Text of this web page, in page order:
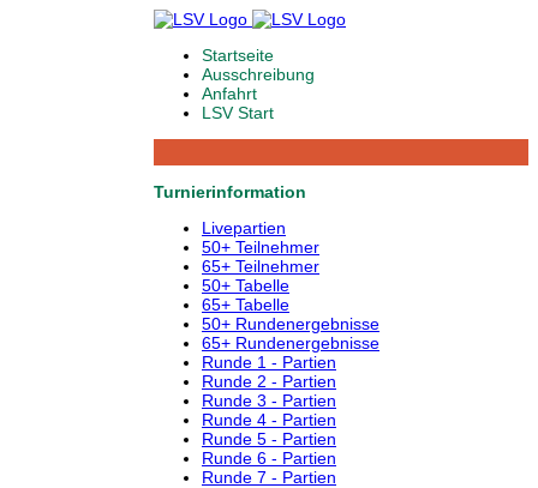
Startseite
Ausschreibung
Anfahrt
LSV Start
Turnierinformation
Livepartien
50+ Teilnehmer
65+ Teilnehmer
50+ Tabelle
65+ Tabelle
50+ Rundenergebnisse
65+ Rundenergebnisse
Runde 1 - Partien
Runde 2 - Partien
Runde 3 - Partien
Runde 4 - Partien
Runde 5 - Partien
Runde 6 - Partien
Runde 7 - Partien